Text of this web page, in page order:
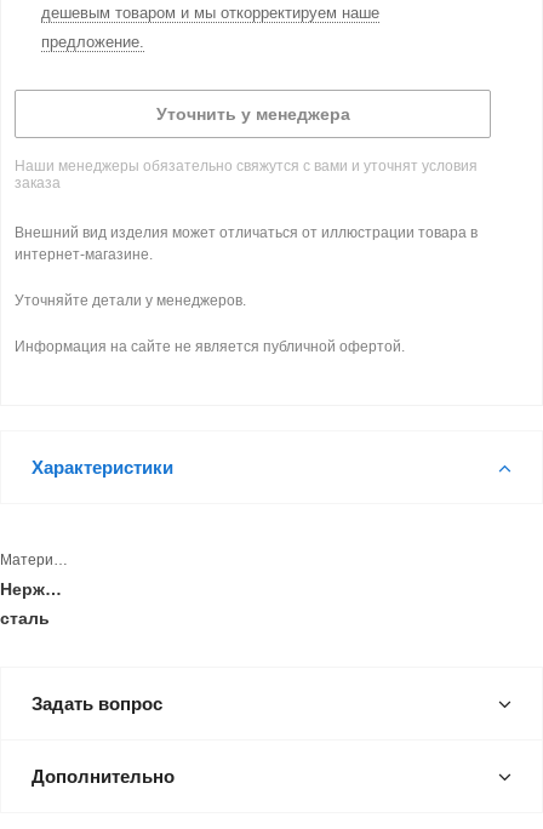
дешевым товаром и мы откорректируем наше
предложение.
Уточнить у менеджера
Наши менеджеры обязательно свяжутся с вами и уточнят условия
заказа
Внешний вид изделия может отличаться от иллюстрации товара в
интернет-магазине.
Уточняйте детали у менеджеров.
Информация на сайте не является публичной офертой.
Характеристики
Материал
Нержавеющая
сталь
Задать вопрос
Дополнительно